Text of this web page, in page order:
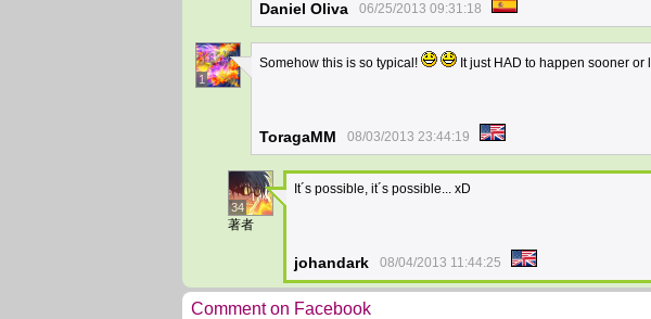
Daniel Oliva 06/25/2013 09:31:18
1
Somehow this is so typical! It just HAD to happen sooner or
ToragaMM 08/03/2013 23:44:19
34
著者
It´s possible, it´s possible... xD
johandark 08/04/2013 11:44:25
Comment on Facebook